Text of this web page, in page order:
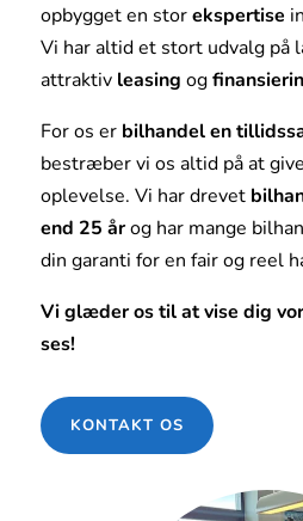
opbygget en storekspertise
Vi har altid et stort udvalg på
attraktiv leasing og
For os er bilhandel en
bestræber vi os altid på at
oplevelse. Vi har drevet
end 25 årog har mange
din garanti for en fair og reel
Vi glæder os til at vise dig
ses!
KONTAKT OS